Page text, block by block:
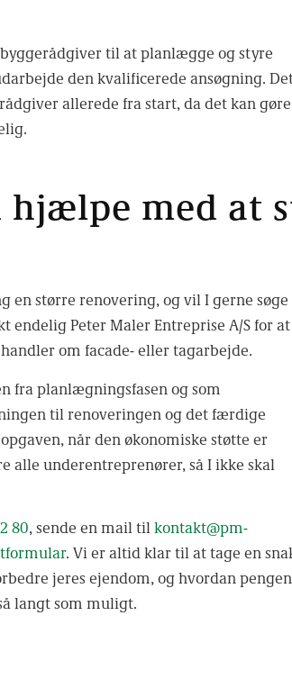
til at planlægge og styre
den kvalificerede ansøgning.
allerede fra start, da det kan gøre
hjælpe med at
en større renovering, og vil I gerne søge
endelig Peter Maler Entreprise A/S for
om facade- eller tagarbejde.
fra planlægningsfasen og som
til renoveringen og det færdige
når den økonomiske støtte er
alle underentreprenører, så I ikke skal
80, sende en mail tilkontakt@pm-
. Vi er altid klar til at tage en
jeres ejendom, og hvordan
langt som muligt.